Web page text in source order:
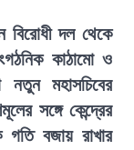
বিরোধী দল থেকে
কাঠামো ও
নতুন মহাসচিবের
সঙ্গে কেন্দ্রের
গতি বজায় রাখার